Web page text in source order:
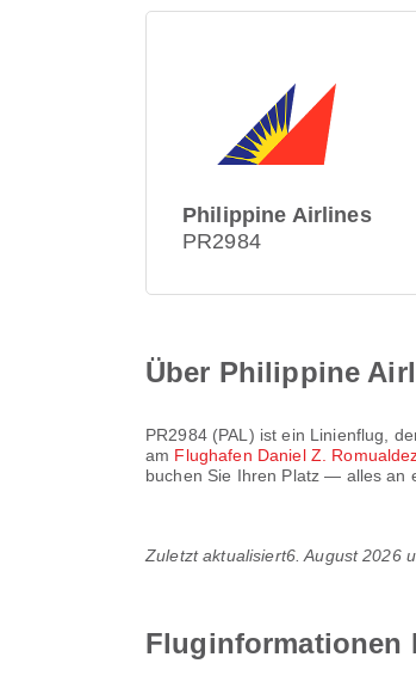
Philippine Airlines
PR2984
Über Philippine
PR2984(PAL ) ist ein Linienflug,
am Flughafen Daniel Z.
buchen Sie Ihren Platz — alles an
Zuletzt aktualisiert6. August 2026
Fluginformationen